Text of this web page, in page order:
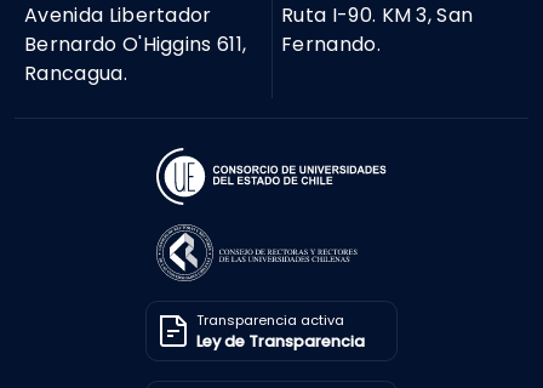
Avenida Libertador
Bernardo O'Higgins 611,
Rancagua.
Ruta I-90. KM 3, San
Fernando.
Transparencia activa
Ley de Transparencia